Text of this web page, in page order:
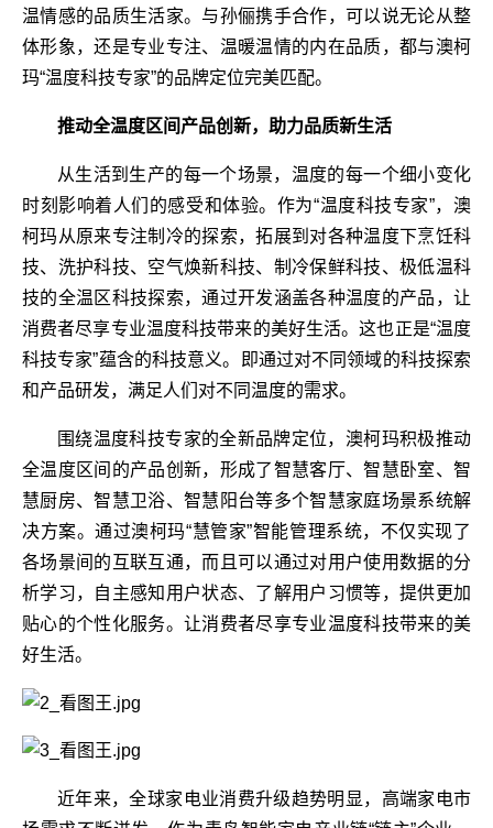
温情感的品质生活家。与孙俪携手合作，可以说无论从整
体形象，还是专业专注、温暖温情的内在品质，都与澳柯
玛“温度科技专家”的品牌定位完美匹配。
推动全温度区间产品创新，助力品质新生活
从生活到生产的每一个场景，温度的每一个细小变化
时刻影响着人们的感受和体验。作为“温度科技专家”，澳
柯玛从原来专注制冷的探索，拓展到对各种温度下烹饪科
技、洗护科技、空气焕新科技、制冷保鲜科技、极低温科
技的全温区科技探索，通过开发涵盖各种温度的产品，让
消费者尽享专业温度科技带来的美好生活。这也正是“温度
科技专家”蕴含的科技意义。即通过对不同领域的科技探索
和产品研发，满足人们对不同温度的需求。
围绕温度科技专家的全新品牌定位，澳柯玛积极推动
全温度区间的产品创新，形成了智慧客厅、智慧卧室、智
慧厨房、智慧卫浴、智慧阳台等多个智慧家庭场景系统解
决方案。通过澳柯玛“慧管家”智能管理系统，不仅实现了
各场景间的互联互通，而且可以通过对用户使用数据的分
析学习，自主感知用户状态、了解用户习惯等，提供更加
贴心的个性化服务。让消费者尽享专业温度科技带来的美
好生活。
近年来，全球家电业消费升级趋势明显，高端家电市